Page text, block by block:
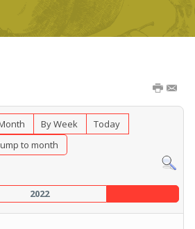
By Week
Today
to month
2022